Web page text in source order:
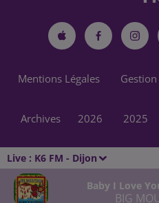
Live : K6 FM - Dijon
Baby I Love
BIG
Mentions Légales
Archives 2026 2025